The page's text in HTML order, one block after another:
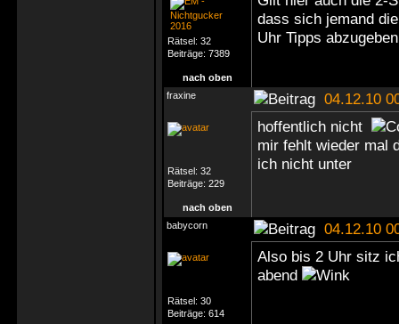
Rätsel: 32
Beiträge: 7389
dass sich jemand
Uhr Tipps
nach oben
fraxine
04.12.10
Rätsel: 32
Beiträge: 229
hoffentlich nicht
mir fehlt wieder mal
ich nicht unter
nach oben
babycorn
04.12.10
Rätsel: 30
Beiträge: 614
Also bis 2 Uhr sitz
abend